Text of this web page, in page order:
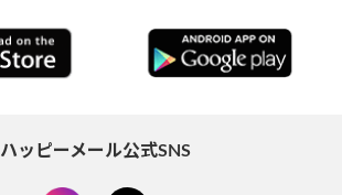
ハッピーメール公式SNS